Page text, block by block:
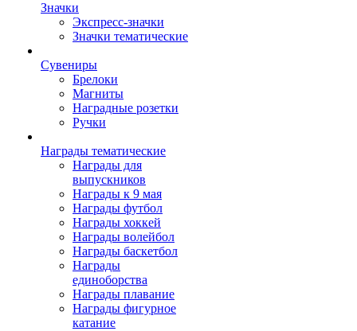
Значки
Экспресс-значки
Значки тематические
Сувениры
Брелоки
Магниты
Наградные розетки
Ручки
Награды тематические
Награды для
выпускников
Награды к 9 мая
Награды футбол
Награды хоккей
Награды волейбол
Награды баскетбол
Награды
единоборства
Награды плавание
Награды фигурное
катание